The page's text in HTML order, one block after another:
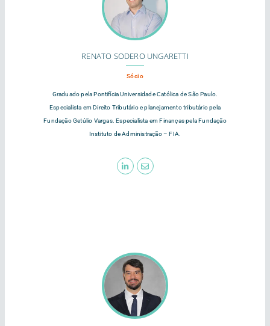
RENATO SODERO UNGARETTI
Sócio
Graduado pela Pontifícia Universidade Católica de São Paulo.
Especialista em Direito Tributário e planejamento tributário pela
Fundação Getúlio Vargas. Especialista em Finanças pela Fundação
Instituto de Administração – FIA.